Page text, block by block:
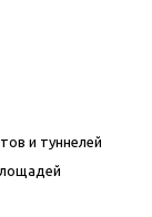
и туннелей